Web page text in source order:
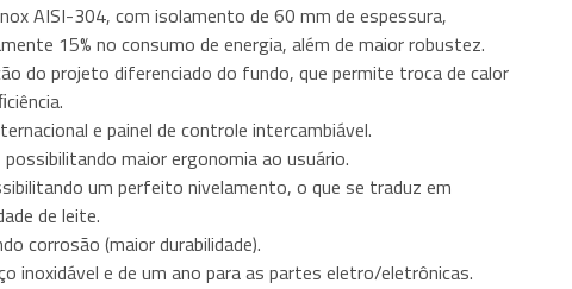
AISI-304, com isolamento de 60 mm de espessura,
15% no consumo de energia, além de maior robustez.
do projeto diferenciado do fundo, que permite troca de calor
e painel de controle intercambiável.
maior ergonomia ao usuário.
um perfeito nivelamento, o que se traduz em
de leite.
corrosão (maior durabilidade).
inoxidável e de um ano para as partes eletro/eletrônicas.